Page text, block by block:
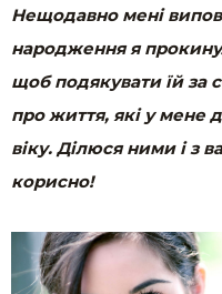
Нещодавно мені
народження я
щоб подякувати їй за
про життя, які у мене
віку. Ділюся ними і з
корисно!